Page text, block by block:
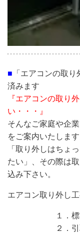
■ 「エアコンの取
済みます
『エアコンの取り
い・・・』
そんなご家庭や企
をご案内いたします
「取り外しはちょ
たい」、その際は
込み下さい。
エアコン取り外し
１．標準設
２．引取